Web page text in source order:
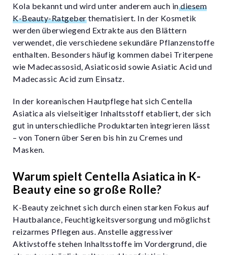
Kola bekannt und wird unter anderem auch indiesem
K-Beauty-Ratgeberthematisiert. In der Kosmetik
werden überwiegend Extrakte aus den Blättern
verwendet, die verschiedene sekundäre Pflanzenstoffe
enthalten. Besonders häufig kommen dabei Triterpene
wie Madecassosid, Asiaticosid sowie Asiatic Acid und
Madecassic Acid zum Einsatz.
In der koreanischen Hautpflege hat sich Centella
Asiatica als vielseitiger Inhaltsstoff etabliert, der sich
gut in unterschiedliche Produktarten integrieren lässt
– von Tonern über Seren bis hin zu Cremes und
Masken.
Warum spielt Centella Asiatica in K-
Beauty eine so große Rolle?
K-Beauty zeichnet sich durch einen starken Fokus auf
Hautbalance, Feuchtigkeitsversorgung und möglichst
reizarmes Pflegen aus. Anstelle aggressiver
Aktivstoffe stehen Inhaltsstoffe im Vordergrund, die